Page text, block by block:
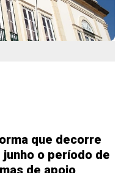
que decorre
o período de
de apoio